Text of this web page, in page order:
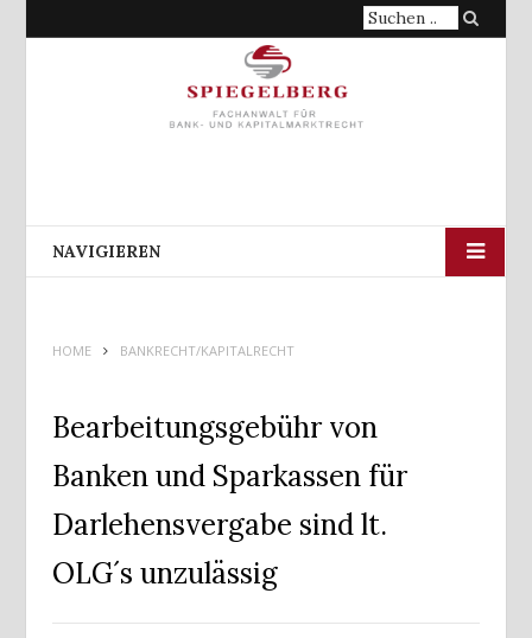
Suche
NAVIGIEREN
HOME BANKRECHT/KAPITALRECHT
Bearbeitungsgebühr von
Banken und Sparkassen für
Darlehensvergabe sind lt.
OLG´s unzulässig